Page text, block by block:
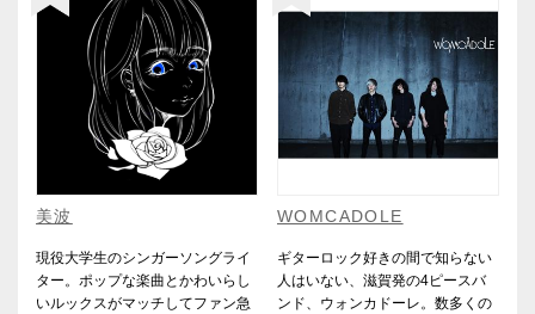
美波
現役大学生のシンガーソングライ
ター。ポップな楽曲とかわいらし
いルックスがマッチしてファン急
WOMCADOLE
ギターロック好きの間で知らない
人はいない、滋賀発の4ピースバ
ンド、ウォンカドーレ。数多くの